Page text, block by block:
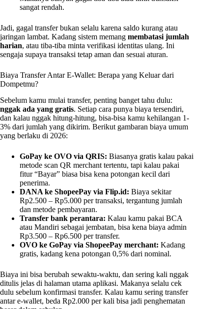
sangat rendah.
Jadi, gagal transfer bukan selalu karena saldo kurang atau
jaringan lambat. Kadang sistem memang membatasi jumlah
harian, atau tiba-tiba minta verifikasi identitas ulang. Ini
sengaja supaya transaksi tetap aman dan sesuai aturan.
Biaya Transfer Antar E-Wallet: Berapa yang Keluar dari
Dompetmu?
Sebelum kamu mulai transfer, penting banget tahu dulu:
nggak ada yang gratis. Setiap cara punya biaya tersendiri,
dan kalau nggak hitung-hitung, bisa-bisa kamu kehilangan 1-
3% dari jumlah yang dikirim. Berikut gambaran biaya umum
yang berlaku di 2026:
GoPay ke OVO via QRIS: Biasanya gratis kalau pakai
metode scan QR merchant tertentu, tapi kalau pakai
fitur “Bayar” biasa bisa kena potongan kecil dari
penerima.
DANA ke ShopeePay via Flip.id: Biaya sekitar
Rp2.500 – Rp5.000 per transaksi, tergantung jumlah
dan metode pembayaran.
Transfer bank perantara: Kalau kamu pakai BCA
atau Mandiri sebagai jembatan, bisa kena biaya admin
Rp3.500 – Rp6.500 per transfer.
OVO ke GoPay via ShopeePay merchant: Kadang
gratis, kadang kena potongan 0,5% dari nominal.
Biaya ini bisa berubah sewaktu-waktu, dan sering kali nggak
ditulis jelas di halaman utama aplikasi. Makanya selalu cek
dulu sebelum konfirmasi transfer. Kalau kamu sering transfer
antar e-wallet, beda Rp2.000 per kali bisa jadi penghematan